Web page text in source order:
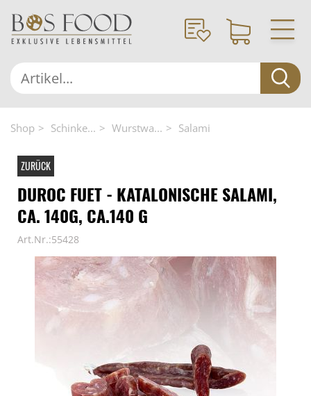
Shop Schinke... Wurstwa... Salami
ZURÜCK
DUROC FUET - KATALONISCHE SALAMI,
CA. 140G, CA.140 G
Art.Nr.:55428